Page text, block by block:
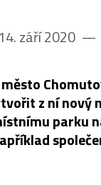
14. září 2020 ––
z ní
parku